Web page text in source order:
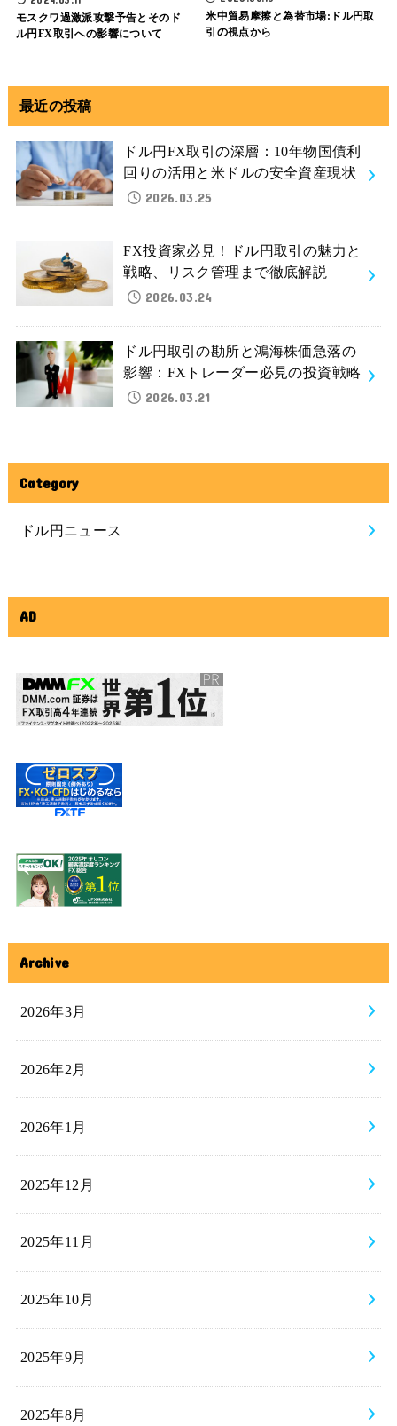
モスクワ過激派攻撃予告とそのド
ル円FX取引への影響について
米中貿易摩擦と為替市場:ドル円取
引の視点から
最近の投稿
ドル円FX取引の深層：10年物国債利
回りの活用と米ドルの安全資産現状
2026.03.25
FX投資家必見！ドル円取引の魅力と
戦略、リスク管理まで徹底解説
2026.03.24
ドル円取引の勘所と鴻海株価急落の
影響：FXトレーダー必見の投資戦略
2026.03.21
Category
ドル円ニュース
AD
Archive
2026年3月
2026年2月
2026年1月
2025年12月
2025年11月
2025年10月
2025年9月
2025年8月